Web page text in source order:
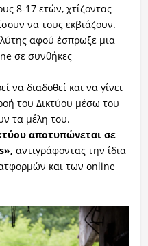
8-17 ετών, χτίζοντας
να τους εκβιάζουν.
αφού έσπρωξε μια
σε συνθήκες
να διαδοθεί και να γίνει
του Δικτύου μέσω του
τα μέλη του.
αποτυπώνεται σε
αντιγράφοντας την ίδια
και των online